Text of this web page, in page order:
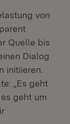
von
Quelle bis
Dialog
initiieren.
„Es geht
geht um